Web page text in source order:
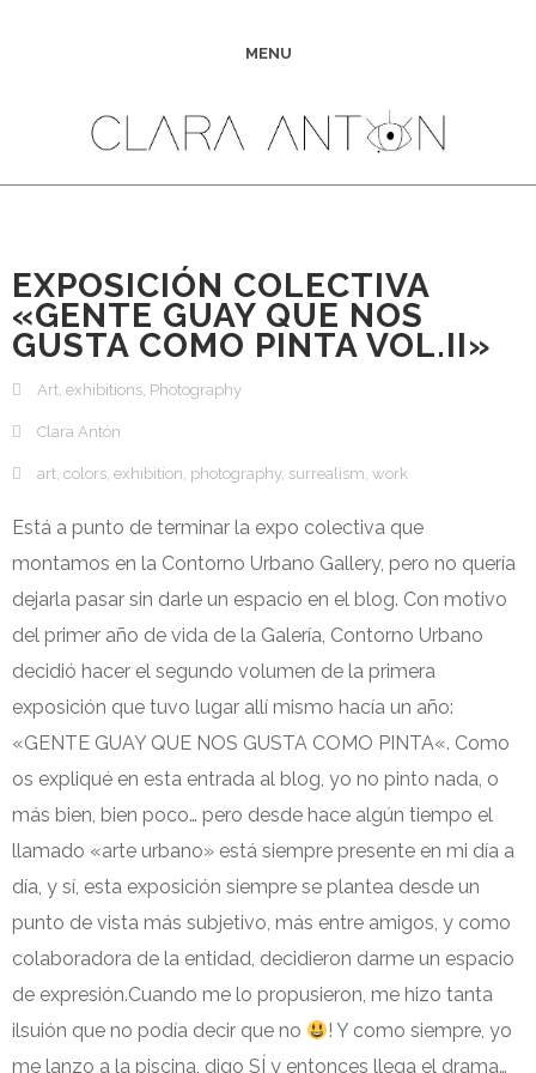
MENU
EXPOSICIÓN COLECTIVA
«GENTE GUAY QUE NOS
GUSTA COMO PINTA VOL.II»
Art, exhibitions, Photography
Clara Antón
art, colors, exhibition, photography, surrealism, work
Está a punto de terminar la expo colectiva que
montamos en la Contorno Urbano Gallery, pero no quería
dejarla pasar sin darle un espacio en el blog. Con motivo
del primer año de vida de la Galería, Contorno Urbano
decidió hacer el segundo volumen de la primera
exposición que tuvo lugar allí mismo hacía un año:
«GENTE GUAY QUE NOS GUSTA COMO PINTA«. Como
os expliqué en esta entrada al blog, yo no pinto nada, o
más bien, bien poco… pero desde hace algún tiempo el
llamado «arte urbano» está siempre presente en mi día a
día, y sí, esta exposición siempre se plantea desde un
punto de vista más subjetivo, más entre amigos, y como
colaboradora de la entidad, decidieron darme un espacio
de expresión.Cuando me lo propusieron, me hizo tanta
ilsuión que no podía decir que no
! Y como siempre, yo
me lanzo a la piscina, digo SÍ y entonces llega el drama…